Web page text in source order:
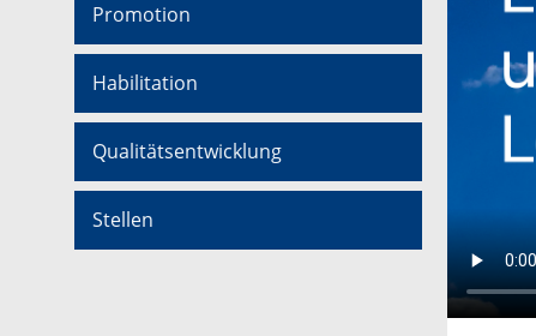
Promotion
Habilitation
Qualitätsentwicklung
Stellen